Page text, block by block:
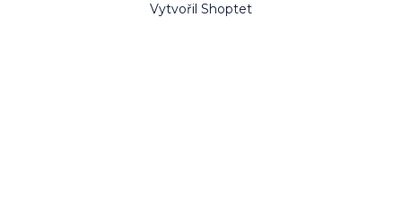
Vytvořil Shoptet